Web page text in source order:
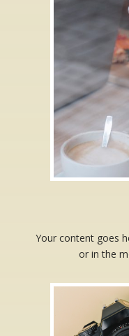
Your content goes
or in the